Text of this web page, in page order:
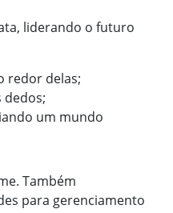
liderando o futuro
redor delas;
dedos;
um mundo
Também
para gerenciamento